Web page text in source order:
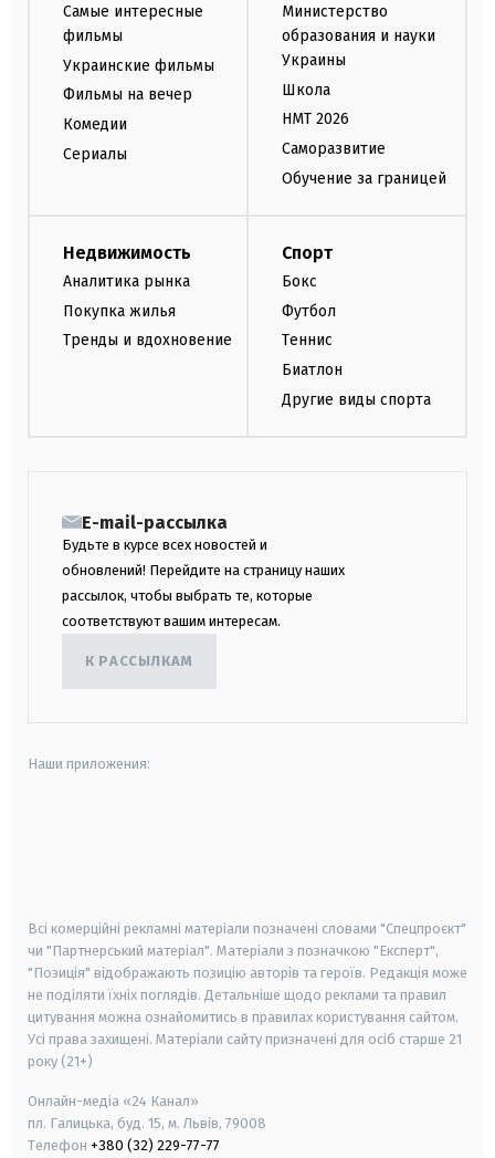
Самые интересные
фильмы
Украинские фильмы
Фильмы на вечер
Комедии
Сериалы
Министерство
образования и науки
Украины
Школа
НМТ 2026
Саморазвитие
Обучение за границей
Недвижимость
Аналитика рынка
Покупка жилья
Тренды и вдохновение
Спорт
Бокс
Футбол
Теннис
Биатлон
Другие виды спорта
E-mail-рассылка
Будьте в курсе всех новостей и
обновлений! Перейдите на страницу наших
рассылок, чтобы выбрать те, которые
соответствуют вашим интересам.
К РАССЫЛКАМ
Наши приложения:
Всі комерційні рекламні матеріали позначені словами "Спецпроєкт"
чи "Партнерський матеріал". Матеріали з позначкою "Експерт",
"Позиція" відображають позицію авторів та героїв. Редакція може
не поділяти їхніх поглядів. Детальніше щодо реклами та правил
цитування можна ознайомитись в правилах користування сайтом.
Усі права захищені. Матеріали сайту призначені для осіб старше 21
року (21+)
Онлайн-медіа «24 Канал»
пл. Галицька, буд. 15, м. Львів, 79008
Телефон +380 (32) 229-77-77